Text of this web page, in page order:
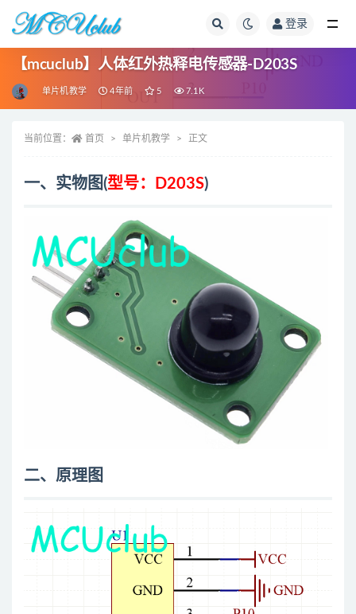
登录
【mcuclub】人体红外热释电传感器-D203S
单片机教学 4年前 5 7.1K
当前位置： 首页 单片机教学 正文
一、实物图(型号：D203S)
二、原理图